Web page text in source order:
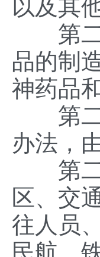
以及其
第二
品的制
神药品
第二
办法，
第二
区、交
往人员